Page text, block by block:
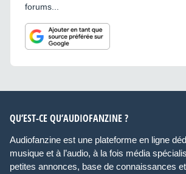
forums...
QU’EST-CE QU’AUDIOFANZINE ?
Audiofanzine est une plateforme en ligne
musique et à l’audio, à la fois média
petites annonces, base de connaissances